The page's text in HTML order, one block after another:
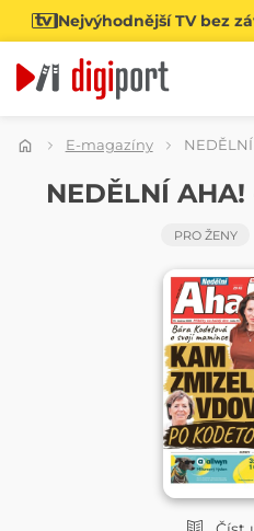
Nejvýhodnější TV bez
Kategorie
E-magazíny
NOVINYNEDĚLNÍ AHA!
PRO ŽENY